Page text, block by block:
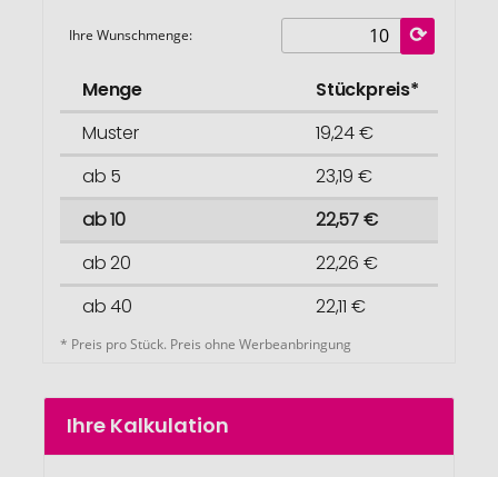
Ihre Wunschmenge:
Menge
Stückpreis*
Muster
19,24 €
ab 5
23,19 €
ab 10
22,57 €
ab 20
22,26 €
ab 40
22,11 €
* Preis pro Stück. Preis ohne Werbeanbringung
Ihre Kalkulation